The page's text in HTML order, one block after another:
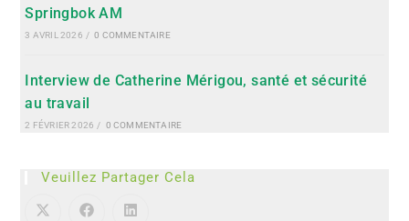
Springbok AM
3 AVRIL 2026 / 0 COMMENTAIRE
Interview de Catherine Mérigou, santé et sécurité
au travail
2 FÉVRIER 2026 / 0 COMMENTAIRE
Veuillez Partager Cela